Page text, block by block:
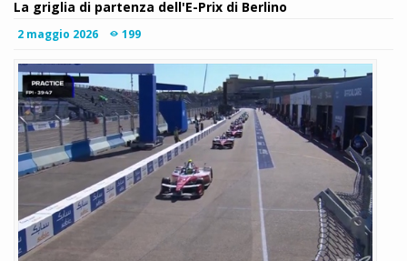
La griglia di partenza dell'E-Prix di Berlino
2 maggio 2026 199